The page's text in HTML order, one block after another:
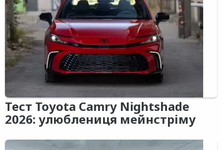
Тест Toyota Camry Nightshade
2026: улюблениця мейнстріму